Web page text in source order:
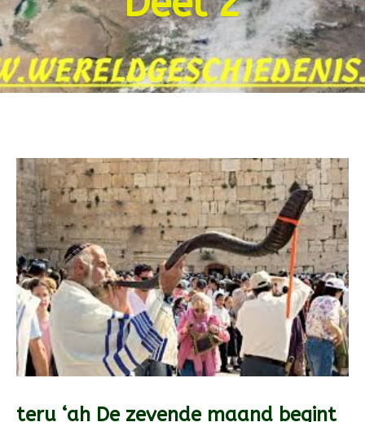
teru ‘ah De zevende maand begint